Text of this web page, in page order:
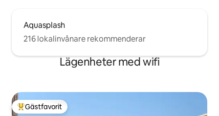
Aquasplash
216 lokalinvånare rekommenderar
Lägenheter med wifi
Populär gästfavorit
Gästfavorit